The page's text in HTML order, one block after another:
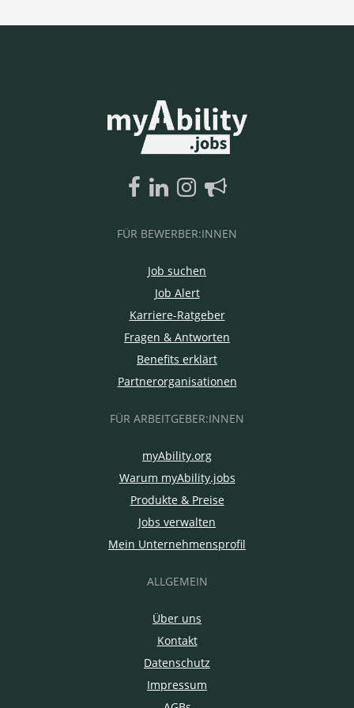
FÜR BEWERBER:INNEN
Job suchen
Job Alert
Karriere-Ratgeber
Fragen & Antworten
Benefits erklärt
Partnerorganisationen
FÜR ARBEITGEBER:INNEN
myAbility.org
Warum myAbility.jobs
Produkte & Preise
Jobs verwalten
Mein Unternehmensprofil
ALLGEMEIN
Über uns
Kontakt
Datenschutz
Impressum